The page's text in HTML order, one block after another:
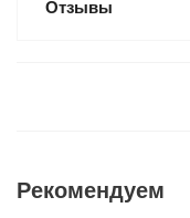
Отзывы
Рекомендуем